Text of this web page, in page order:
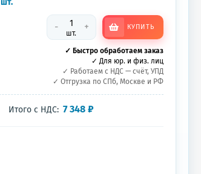
шт.
-
шт.
+ КУПИТЬ
✓ Быстро обработаем заказ
✓ Для юр. и физ. лиц
✓ Работаем с НДС — счёт, УПД
✓ Отгрузка по СПб, Москве и РФ
Итого с НДС: 7 348₽